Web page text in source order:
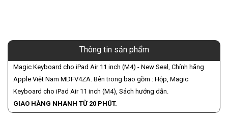
Thông tin sản phẩm
Magic Keyboard cho iPad Air 11 inch (M4) - New Seal, Chính hãng
Apple Việt Nam MDFV4ZA. Bên trong bao gồm : Hộp, Magic
Keyboard cho iPad Air 11 inch (M4), Sách hướng dẫn.
GIAO HÀNG NHANH TỪ 20 PHÚT.